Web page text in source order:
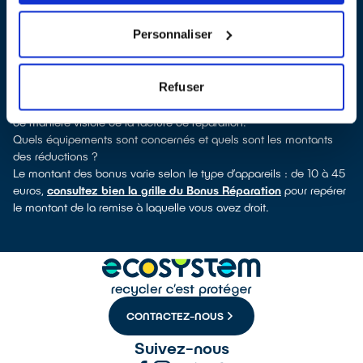
Personnaliser
Refuser
découvrirez pour quels types d’appareils ce professionnel a
télé, smartphone, outils électriques : à chaque famille d’appareils
son réparateur spécialisé et labellisé QualiRépar.
Comment bénéficier du Bonus Réparation à Le Soler ?
Le Bonus Réparation est en vigueur chez tous les réparateurs
ayant obtenu le label QualiRépar. Il est déduit instantanément et
de manière visible de la facture de réparation.
Quels équipements sont concernés et quels sont les montants
des réductions ?
Le montant des bonus varie selon le type d’appareils : de 10 à 45
euros, consultez bien la grille du Bonus Réparation pour repérer
le montant de la remise à laquelle vous avez droit.
CONTACTEZ-NOUS
Suivez-nous